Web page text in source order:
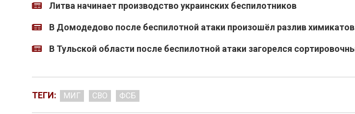
Литва начинает производство украинских беспилотников
В Домодедово после беспилотной атаки произошёл разлив химикатов
В Тульской области после беспилотной атаки загорелся
ТЕГИ: МИГ СВО ФСБ